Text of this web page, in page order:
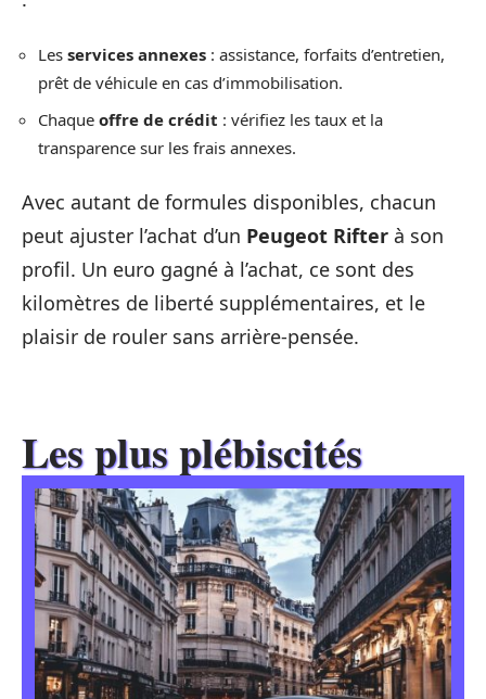
Les services annexes : assistance, forfaits d’entretien,
prêt de véhicule en cas d’immobilisation.
Chaque offre de crédit : vérifiez les taux et la
transparence sur les frais annexes.
Avec autant de formules disponibles, chacun
peut ajuster l’achat d’un Peugeot Rifter à son
profil. Un euro gagné à l’achat, ce sont des
kilomètres de liberté supplémentaires, et le
plaisir de rouler sans arrière-pensée.
Les plus plébiscités